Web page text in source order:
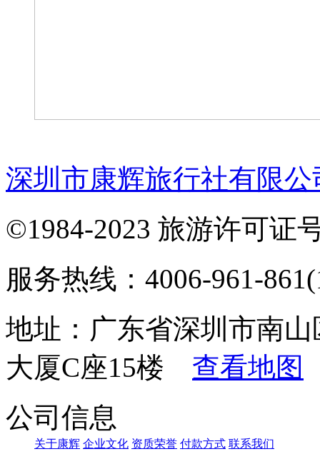
深圳市康辉旅行社有限
©1984-2023 旅游许可证
服务热线：4006-961-
地址：广东省深圳市南
大厦C座15楼 查看地图
公司信息
关于康辉 企业文化 资质荣誉 付款方式 联系我们